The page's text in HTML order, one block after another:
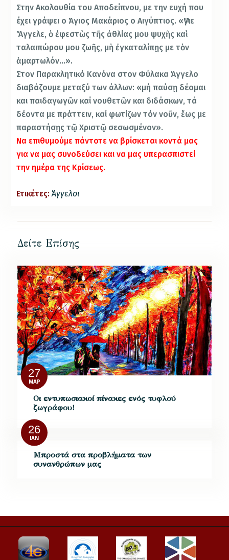
Στην Ακολουθία του Αποδείπνου, με την ευχή που
έχει γράψει ο Άγιος Μακάριος ο Αιγύπτιος. «Ἅγιε
Ἄγγελε, ὁ ἐφεστὼς τῆς ἀθλίας μου ψυχῆς καὶ
ταλαιπώρου μου ζωῆς, μὴ ἐγκαταλίπῃς με τὸν
ἁμαρτωλόν…».
Στον Παρακλητικό Κανόνα στον Φύλακα Άγγελο
διαβάζουμε μεταξύ των άλλων: «μή παύσῃ δέομαι
και παιδαγωγῶν καί νουθετῶν και διδάσκων, τά
δέοντα με πράττειν, καί φωτίζων τόν νοῦν, ἕως με
παραστήσῃς τῷ Χριστῷ σεσωσμένον».
Να επιθυμούμε πάντοτε να βρίσκεται κοντά μας
για να μας συνοδεύσει και να μας υπερασπιστεί
την ημέρα της Κρίσεως.
Ετικέτες: Άγγελοι
Δείτε Επίσης
27
ΜΑΡ
Οι εντυπωσιακοί πίνακες ενός τυφλού
ζωγράφου!
26
ΙΑΝ
Μπροστά στα προβλήματα των
συνανθρώπων μας